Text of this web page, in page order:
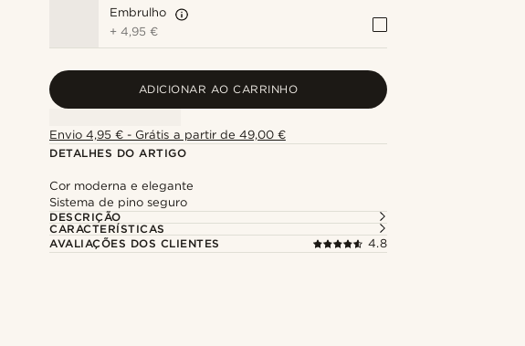
Embrulho
+4,95 €
ADICIONAR AO CARRINHO
Envio 4,95 € - Grátis a partir de 49,00 €
DETALHES DO ARTIGO
Cor moderna e elegante
Sistema de pino seguro
DESCRIÇÃO
CARACTERÍSTICAS
AVALIAÇÕES DOS CLIENTES
4.8